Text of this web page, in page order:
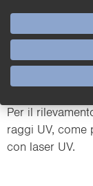
Per il
raggi UV, come
con laser UV.